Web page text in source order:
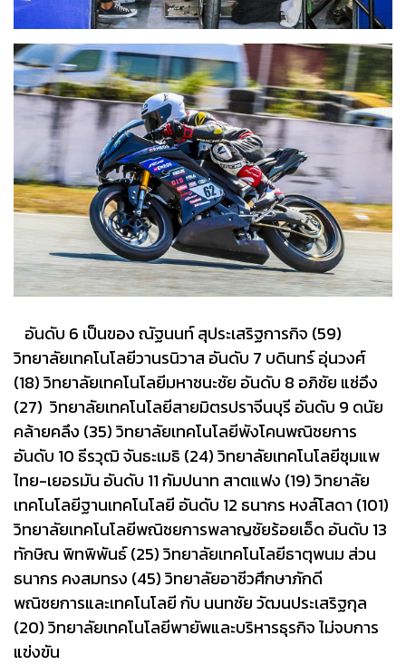
อันดับ 6 เป็นของ ณัฐนนท์ สุประเสริฐการกิจ (59)
วิทยาลัยเทคโนโลยีวานรนิวาส อันดับ 7 บดินทร์ อุ่นวงศ์
(18) วิทยาลัยเทคโนโลยีมหาชนะชัย อันดับ 8 อภิชัย แซ่อึง
(27) วิทยาลัยเทคโนโลยีสายมิตรปราจีนบุรี อันดับ 9 ดนัย
คล้ายคลึง (35) วิทยาลัยเทคโนโลยีพังโคนพณิชยการ
อันดับ 10 ธีรวุฒิ จันธะเมธิ (24) วิทยาลัยเทคโนโลยีชุมแพ
ไทย-เยอรมัน อันดับ 11 กัมปนาท สาตแฟง (19) วิทยาลัย
เทคโนโลยีฐานเทคโนโลยี อันดับ 12 ธนากร หงส์โสดา (101)
วิทยาลัยเทคโนโลยีพณิชยการพลาญชัยร้อยเอ็ด อันดับ 13
ทักษิณ พิทพิพันธ์ (25) วิทยาลัยเทคโนโลยีธาตุพนม ส่วน
ธนากร คงสมทรง (45) วิทยาลัยอาชีวศึกษาภักดี
พณิชยการและเทคโนโลยี กับ นนทชัย วัฒนประเสริฐกุล
(20) วิทยาลัยเทคโนโลยีพายัพและบริหารธุรกิจ ไม่จบการ
แข่งขัน